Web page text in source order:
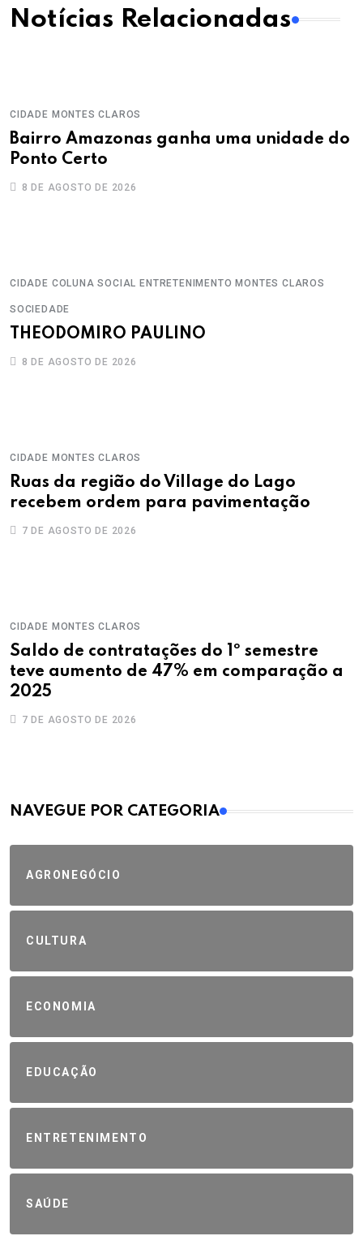
Notícias Relacionadas
CIDADE MONTES CLAROS
Bairro Amazonas ganha uma unidade do
Ponto Certo
8 DE AGOSTO DE 2026
CIDADE COLUNA SOCIAL ENTRETENIMENTO MONTES CLAROS
SOCIEDADE
THEODOMIRO PAULINO
8 DE AGOSTO DE 2026
CIDADE MONTES CLAROS
Ruas da região do Village do Lago
recebem ordem para pavimentação
7 DE AGOSTO DE 2026
CIDADE MONTES CLAROS
Saldo de contratações do 1º semestre
teve aumento de 47% em comparação a
2025
7 DE AGOSTO DE 2026
MAIS VISTOS
NAVEGUE POR CATEGORIA
AGRONEGÓCIO
CULTURA
ECONOMIA
EDUCAÇÃO
ENTRETENIMENTO
SAÚDE